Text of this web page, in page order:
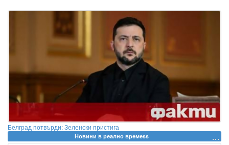
Белград потвърди: Зеленски пристига
Новини в реално времеss